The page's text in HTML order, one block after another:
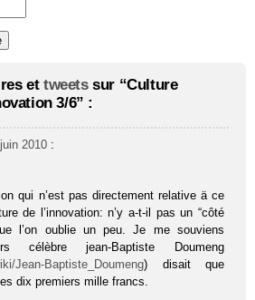
et tweetssur “Culture
3/6” :
2010 :
qui n’est pas directement relative ä ce
de l’innovation: n’y a-t-il pas un “côté
l’on oublie un peu. Je me souviens
célèbre jean-Baptiste Doumeng
Jean-Baptiste_Doumeng) disait que
dix premiers mille francs.